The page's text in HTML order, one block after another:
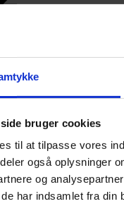
bruger cookies
til at tilpasse vores
også oplysninger
og
har indsamlet fra din